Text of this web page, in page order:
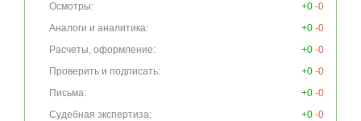
Осмотры:
+0 -0
Аналоги и аналитика:
+0 -0
Расчеты, оформление:
+0 -0
Проверить и подписать:
+0 -0
Письма:
+0 -0
Судебная экспертиза:
+0 -0